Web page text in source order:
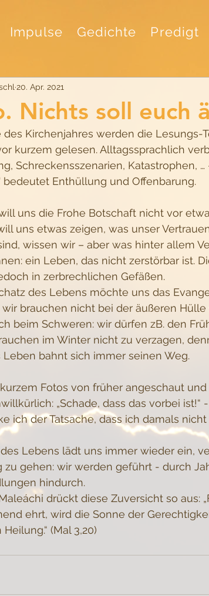
Impulse Gedichte Predigt
Nichts soll euch
20. Apr. 2021
des Kirchenjahres werden die Lesungs-
kurzem gelesen. Alltagssprachlich
Schreckensszenarien, Katastrophen,
bedeutet Enthüllung und Offenbarung.
uns die Frohe Botschaft nicht vor
uns etwas zeigen, was unser
wissen wir – aber was hinter allem
ein Leben, das nicht zerstörbar ist.
in zerbrechlichen Gefäßen.
des Lebens möchte uns das
brauchen nicht bei der äußeren
beim Schweren: wir dürfen zB. den
im Winter nicht zu verzagen,
Leben bahnt sich immer seinen Weg.
Fotos von früher angeschaut
„Schade, dass das vorbei ist!“
ich der Tatsache, dass ich damals
Lebens lädt uns immer wieder ein,
zu gehen: wir werden geführt - durch
hindurch.
drückt diese Zuversicht so aus:
ehrt, wird die Sonne der
(Mal 3,20)